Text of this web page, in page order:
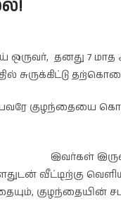
ஒருவர், தனது 7
சுருக்கிட்டு
குழந்தையை
இவர்கள்
வீட்டிற்கு
குழந்தையின்